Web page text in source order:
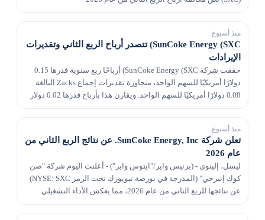
منذ أسبوع
SunCoke Energy (SXC) تتصدر أرباح الربع الثاني وتقديرات
الإيرادات
حققت شركة SunCoke Energy (SXC) أرباحًا ربع سنوية قدرها 0.15
دولارًا أمريكيًا للسهم الواحد، متجاوزة تقديرات إجماع Zacks البالغة
0.08 دولارًا أمريكيًا للسهم الواحد. ويقارن هذا بأرباح قدرها 0.02 دولار
منذ أسبوع
تعلن شركة SunCoke Energy, Inc. عن نتائج الربع الثاني من
عام 2026
ليسل، إلينوي - (بزنيس واير/"ايتوس واير") - أعلنت اليوم شركة "صن
كوك إنيرجي" (المدرجة في بورصة نيويورك تحت الرمز NYSE: SXC)
عن نتائجها للربع الثاني من عام 2026، مما يعكس الأداء التشغيلي